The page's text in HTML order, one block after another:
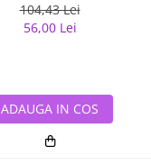
104,43 Lei
56,00 Lei
ADAUGA IN COS